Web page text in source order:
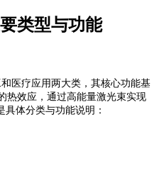
类型与功能
医疗应用两大类，其核心功能基
热效应，通过高能量激光束实现
体分类与功能说明：